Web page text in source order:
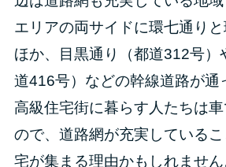
エリアの両サイドに環七通り
ほか、目黒通り（都道312号）
道416号）などの幹線道路が通
高級住宅街に暮らす人たちは
ので、道路網が充実している
宅が集まる理由かもしれません